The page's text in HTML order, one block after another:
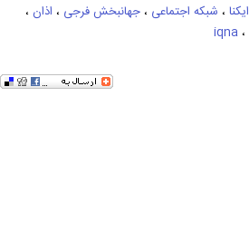
ایکنا ، شبکه اجتماعی ، جهانبخش فرجی ، اذان ،
، iqna